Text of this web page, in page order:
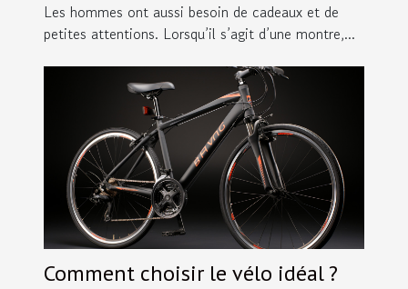
Les hommes ont aussi besoin de cadeaux et de
petites attentions. Lorsqu’il s’agit d’une montre,...
Comment choisir le vélo idéal ?